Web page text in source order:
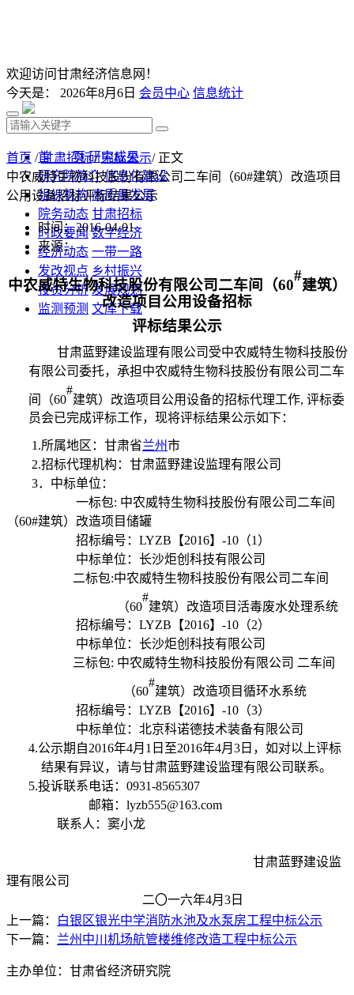
欢迎访问甘肃经济信息网！
今天是： 2026年8月6日 会员中心 信息统计
首 页 研究成果
研究院简介 信息化建设
组织机构 高质量发展
院务动态 甘肃招标
时政要闻 数字经济
经济动态 一带一路
发改视点 乡村振兴
投资分析 发展规划
监测预测 文库下载
首页 /甘肃招标/中标公示/ 正文
中农威特生物科技股份有限公司二车间（60#建筑）改造项目
公用设备招标评标结果公示
时间：2016-04-01
来源：
中农威特生物科技股份有限公司二车间（60
#
建筑）
改造项目公用设备招标
评标结果公示
甘肃蓝野建设监理有限公司受中农威特生物科技股份
有限公司委托，承担中农威特生物科技股份有限公司二车
间（60
#
建筑）改造项目公用设备的招标代理工作, 评标委
员会已完成评标工作，现将评标结果公示如下：
1.所属地区：甘肃省兰州市
2.招标代理机构：甘肃蓝野建设监理有限公司
3．中标单位：
一标包: 中农威特生物科技股份有限公司二车间
（60#建筑）改造项目储罐
招标编号：LYZB【2016】-10（1）
中标单位：长沙炬创科技有限公司
二标包:中农威特生物科技股份有限公司二车间
（60
#
建筑）改造项目活毒废水处理系统
招标编号：LYZB【2016】-10（2）
中标单位： 长沙炬创科技有限公司
三标包: 中农威特生物科技股份有限公司 二车间
（60
#
建筑）改造项目循环水系统
招标编号：LYZB【2016】-10（3）
中标单位： 北京科诺德技术装备有限公司
4.公示期自2016年4月1日至2016年4月3日，如对以上评标
结果有异议，请与甘肃蓝野建设监理有限公司联系。
5.投诉联系电话：0931-8565307
邮箱：lyzb555@163.com
联系人：窦小龙
甘肃蓝野建设监
理有限公司
二〇一六年4月3日
上一篇：
白银区银光中学消防水池及水泵房工程中标公示
下一篇： 兰州中川机场航管楼维修改造工程中标公示
主办单位：甘肃省经济研究院